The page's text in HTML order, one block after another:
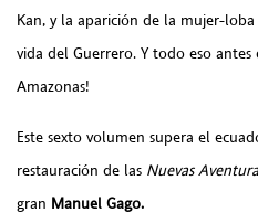
Kan, y la aparición de la mujer-loba
vida del Guerrero. Y todo eso
Amazonas!
Este sexto volumen supera el
restauración de las Nuevas
gran Manuel Gago.